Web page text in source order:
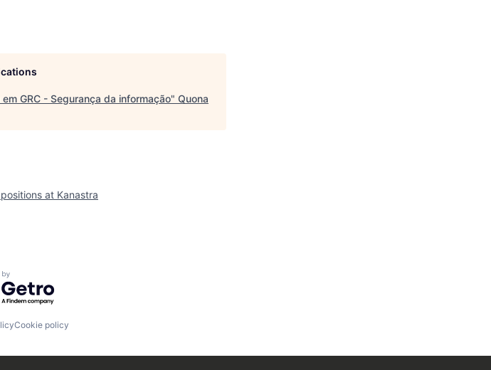
GRC - Segurança da informação" Quona
at Kanastra
by Getro.com
Cookie policy